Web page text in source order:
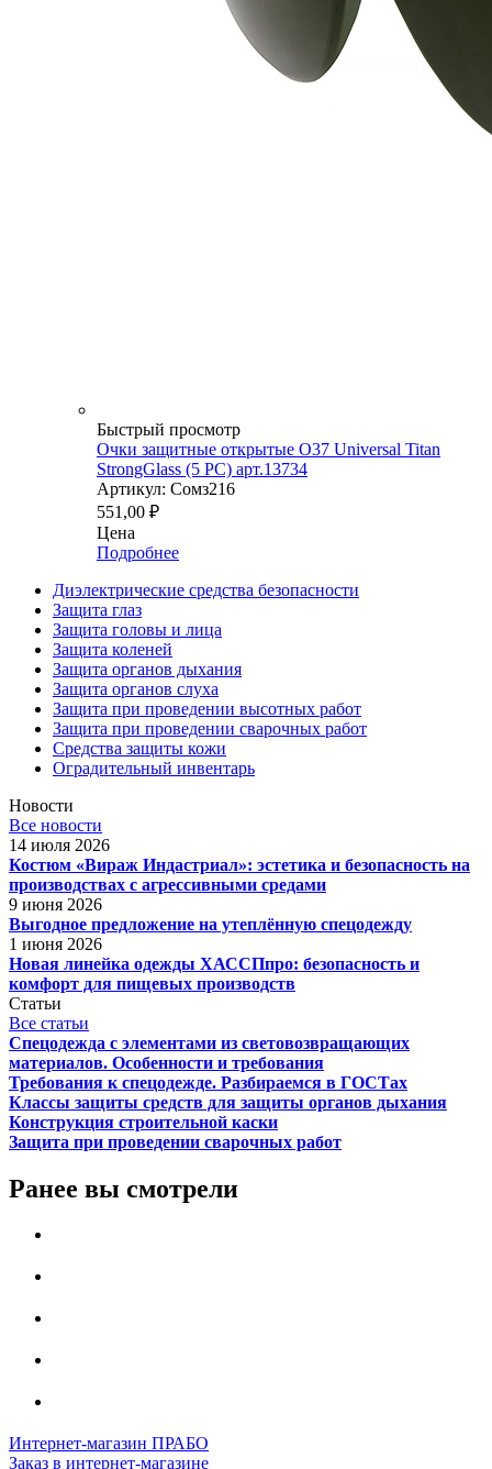
Быстрый просмотр
Очки защитные открытые О37 Universal Titan
StrongGlass (5 PC) арт.13734
Артикул: Сомз216
551,00 ₽
Цена
Подробнее
Диэлектрические средства безопасности
Защита глаз
Защита головы и лица
Защита коленей
Защита органов дыхания
Защита органов слуха
Защита при проведении высотных работ
Защита при проведении сварочных работ
Средства защиты кожи
Оградительный инвентарь
Новости
Все новости
14 июля 2026
Костюм «Вираж Индастриал»: эстетика и безопасность на
производствах с агрессивными средами
9 июня 2026
Выгодное предложение на утеплённую спецодежду
1 июня 2026
Новая линейка одежды ХАССПпро: безопасность и
комфорт для пищевых производств
Статьи
Все статьи
Спецодежда с элементами из световозвращающих
материалов. Особенности и требования
Требования к спецодежде. Разбираемся в ГОСТах
Классы защиты средств для защиты органов дыхания
Конструкция строительной каски
Защита при проведении сварочных работ
Ранее вы смотрели
Интернет-магазин ПРАБО
Заказ в интернет-магазине